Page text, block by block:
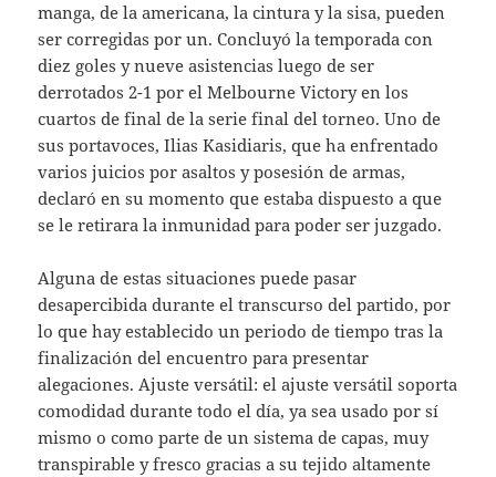
manga, de la americana, la cintura y la sisa, pueden
ser corregidas por un. Concluyó la temporada con
diez goles y nueve asistencias luego de ser
derrotados 2-1 por el Melbourne Victory en los
cuartos de final de la serie final del torneo. Uno de
sus portavoces, Ilias Kasidiaris, que ha enfrentado
varios juicios por asaltos y posesión de armas,
declaró en su momento que estaba dispuesto a que
se le retirara la inmunidad para poder ser juzgado.
Alguna de estas situaciones puede pasar
desapercibida durante el transcurso del partido, por
lo que hay establecido un periodo de tiempo tras la
finalización del encuentro para presentar
alegaciones. Ajuste versátil: el ajuste versátil soporta
comodidad durante todo el día, ya sea usado por sí
mismo o como parte de un sistema de capas, muy
transpirable y fresco gracias a su tejido altamente